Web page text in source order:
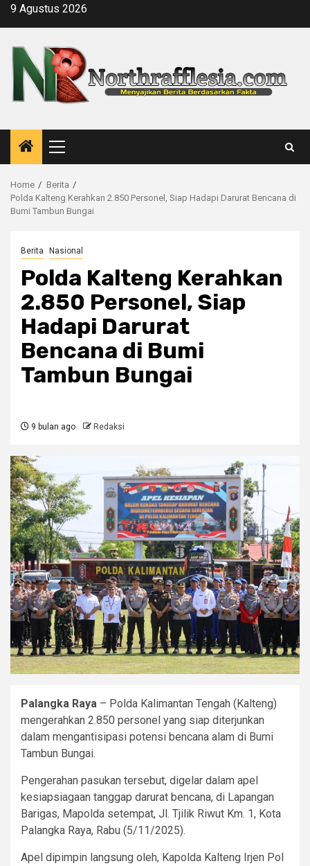
Skip9 Agustus 2026
Primary
Menu
Home
Berita
Polda Kalteng Kerahkan 2.850 Personel, Siap Hadapi Darurat Bencana di
Bumi Tambun Bungai
Berita Nasional
Polda Kalteng Kerahkan
2.850 Personel, Siap
Hadapi Darurat
Bencana di Bumi
Tambun Bungai
9 bulan ago Redaksi
Palangka Raya – Polda Kalimantan Tengah (Kalteng)
mengerahkan 2.850 personel yang siap diterjunkan
dalam mengantisipasi potensi bencana alam di Bumi
Tambun Bungai.
Pengerahan pasukan tersebut, digelar dalam apel
kesiapsiagaan tanggap darurat bencana, di Lapangan
Barigas, Mapolda setempat, Jl. Tjilik Riwut Km. 1, Kota
Palangka Raya, Rabu (5/11/2025).
Apel dipimpin langsung oleh, Kapolda Kalteng Irjen Pol